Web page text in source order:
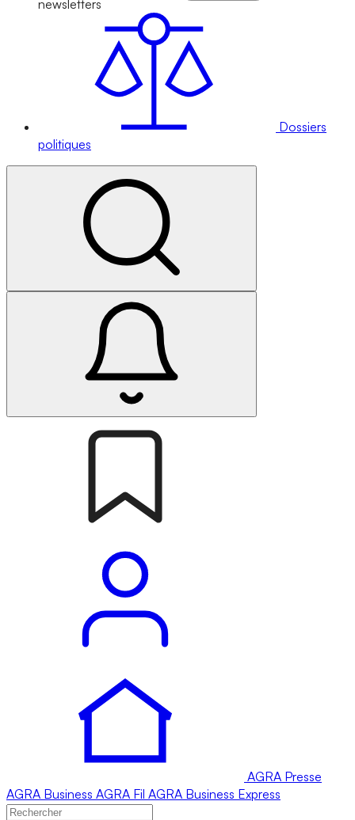
newsletters
Dossiers
politiques
AGRA Presse
AGRA Business AGRA Fil AGRA Business Express